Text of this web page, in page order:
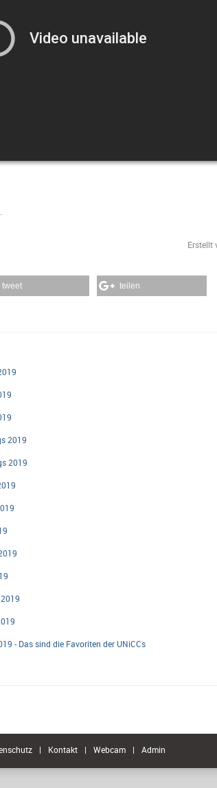
Erstellt
tweet teilen
2019
2019
- Das sind die Favoriten der UNiCCs
| Kontakt | Webcam | Admin